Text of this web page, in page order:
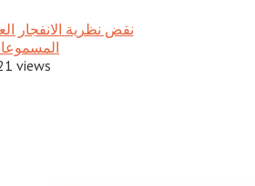
نقض نظرية الانفجار
views